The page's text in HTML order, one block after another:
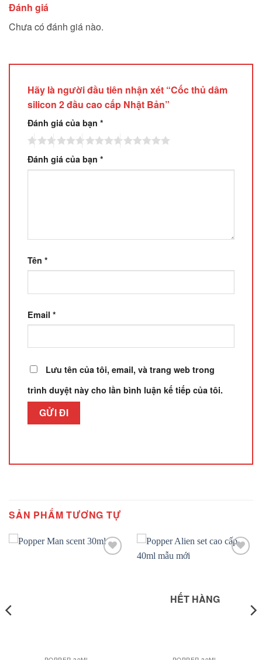
Đánh giá
Chưa có đánh giá nào.
Hãy là người đầu tiên nhận xét “Cốc thủ dâm
silicon 2 đầu cao cấp Nhật Bản”
Đánh giá của bạn *
Đánh giá của bạn *
Tên *
Email *
Lưu tên của tôi, email, và trang web trong
trình duyệt này cho lần bình luận kế tiếp của tôi.
SẢN PHẨM TƯƠNG TỰ
HẾT HÀNG